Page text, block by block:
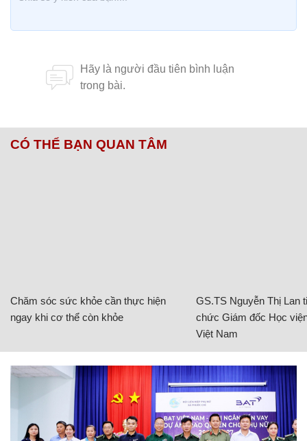
CÓ THỂ BẠN QUAN TÂM
Chăm sóc sức khỏe cần thực hiện
ngay khi cơ thể còn khỏe
GS.TS Nguyễn Thị Lan
chức Giám đốc Học
Việt Nam